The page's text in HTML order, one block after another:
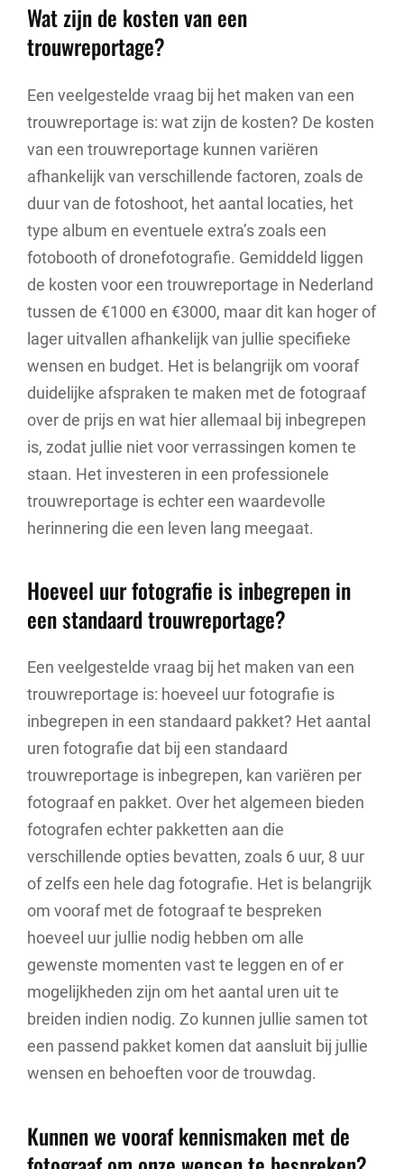
Wat zijn de kosten van een
trouwreportage?
Een veelgestelde vraag bij het maken van een
trouwreportage is: wat zijn de kosten? De kosten
van een trouwreportage kunnen variëren
afhankelijk van verschillende factoren, zoals de
duur van de fotoshoot, het aantal locaties, het
type album en eventuele extra’s zoals een
fotobooth of dronefotografie. Gemiddeld liggen
de kosten voor een trouwreportage in Nederland
tussen de €1000 en €3000, maar dit kan hoger of
lager uitvallen afhankelijk van jullie specifieke
wensen en budget. Het is belangrijk om vooraf
duidelijke afspraken te maken met de fotograaf
over de prijs en wat hier allemaal bij inbegrepen
is, zodat jullie niet voor verrassingen komen te
staan. Het investeren in een professionele
trouwreportage is echter een waardevolle
herinnering die een leven lang meegaat.
Hoeveel uur fotografie is inbegrepen in
een standaard trouwreportage?
Een veelgestelde vraag bij het maken van een
trouwreportage is: hoeveel uur fotografie is
inbegrepen in een standaard pakket? Het aantal
uren fotografie dat bij een standaard
trouwreportage is inbegrepen, kan variëren per
fotograaf en pakket. Over het algemeen bieden
fotografen echter pakketten aan die
verschillende opties bevatten, zoals 6 uur, 8 uur
of zelfs een hele dag fotografie. Het is belangrijk
om vooraf met de fotograaf te bespreken
hoeveel uur jullie nodig hebben om alle
gewenste momenten vast te leggen en of er
mogelijkheden zijn om het aantal uren uit te
breiden indien nodig. Zo kunnen jullie samen tot
een passend pakket komen dat aansluit bij jullie
wensen en behoeften voor de trouwdag.
Kunnen we vooraf kennismaken met de